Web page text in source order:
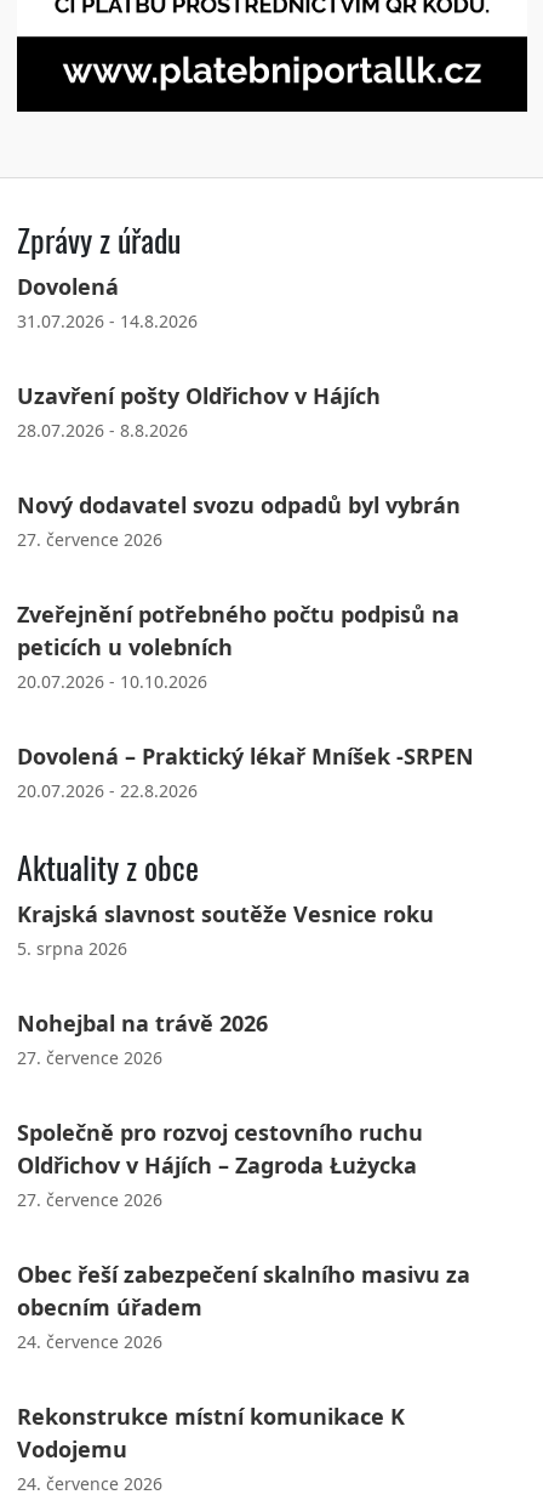
Zprávy z úřadu
Dovolená
31.07.2026 - 14.8.2026
Uzavření pošty Oldřichov v Hájích
28.07.2026 - 8.8.2026
Nový dodavatel svozu odpadů byl vybrán
27. července 2026
Zveřejnění potřebného počtu podpisů na
peticích u volebních
20.07.2026 - 10.10.2026
Dovolená – Praktický lékař Mníšek -SRPEN
20.07.2026 - 22.8.2026
Aktuality z obce
Krajská slavnost soutěže Vesnice roku
5. srpna 2026
Nohejbal na trávě 2026
27. července 2026
Společně pro rozvoj cestovního ruchu
Oldřichov v Hájích – Zagroda Łużycka
27. července 2026
Obec řeší zabezpečení skalního masivu za
obecním úřadem
24. července 2026
Rekonstrukce místní komunikace K
Vodojemu
24. července 2026